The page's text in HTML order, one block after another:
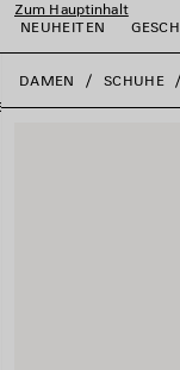
Zum Hauptinhalt
NEUHEITEN
close the banner
DAMEN SCHUHE